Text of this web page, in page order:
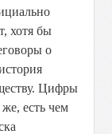
хотя бы
о
Цифры
есть чем